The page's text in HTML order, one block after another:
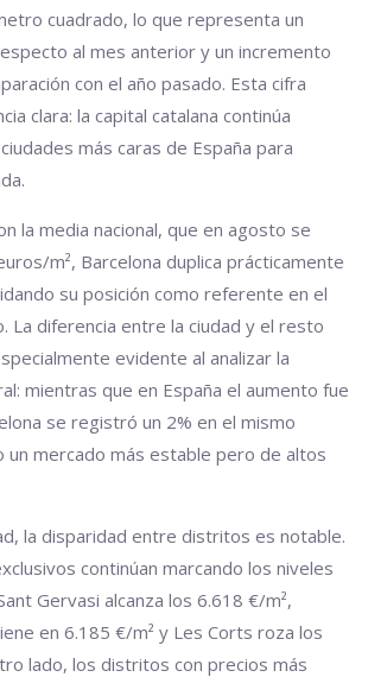
cuadrado, lo que representa un
al mes anterior y un incremento
con el año pasado. Esta cifra
clara: la capital catalana continúa
más caras de España para
la media nacional, que en agosto se
m², Barcelona duplica prácticamente
su posición como referente en el
La diferencia entre la ciudad y el resto
evidente al analizar la
mientras que en España el aumento fue
se registró un 2% en el mismo
un mercado más estable pero de altos
la disparidad entre distritos es notable.
continúan marcando los niveles
Gervasi alcanza los 6.618 €/m²,
en 6.185 €/m² y Les Corts roza los
lado, los distritos con precios más